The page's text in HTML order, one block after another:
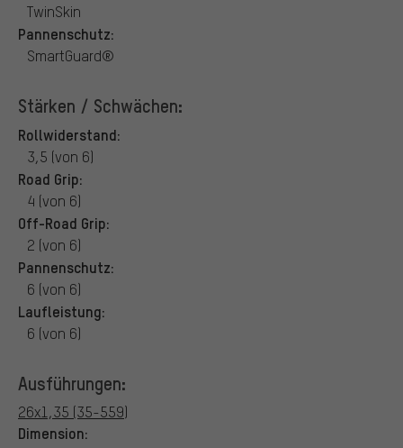
TwinSkin
Pannenschutz:
SmartGuard®
Stärken / Schwächen:
Rollwiderstand:
3,5 (von 6)
Road Grip:
4 (von 6)
Off-Road Grip:
2 (von 6)
Pannenschutz:
6 (von 6)
Laufleistung:
6 (von 6)
Ausführungen:
26x1,35 (35-559)
Dimension: